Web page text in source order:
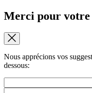
Merci pour votre
Nous apprécions vos
dessous: